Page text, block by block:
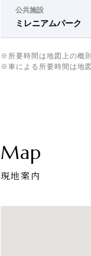
公共施設
ミレニアムパーク
※所要時間は地図上の概
※車による所要時間は地
Map
現地案内